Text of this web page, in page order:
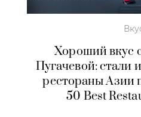
Хороший вкус
Пугачевой: стали
рестораны Азии
50 Best